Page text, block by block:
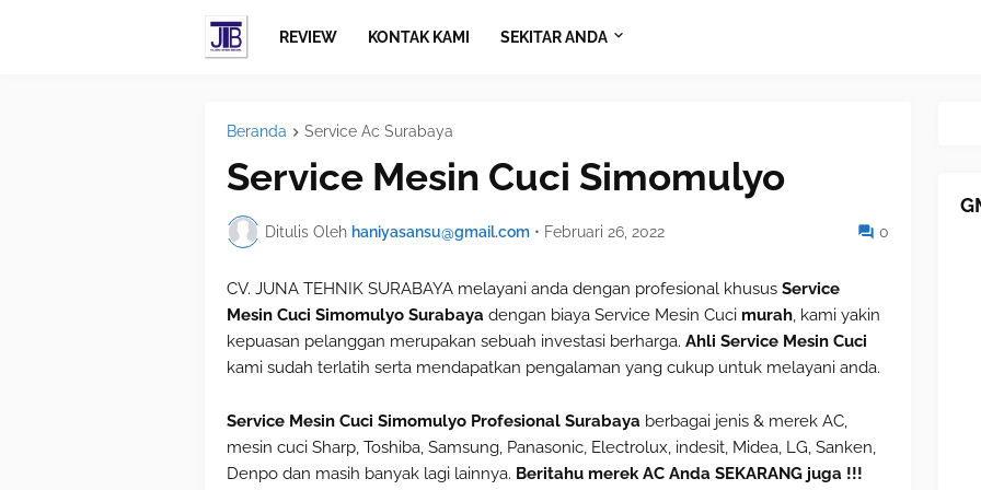
REVIEW KONTAK KAMI SEKITAR ANDA
Beranda Service Ac Surabaya
Service Mesin Cuci Simomulyo
Ditulis Oleh haniyasansu@gmail.com • Februari 26, 2022 0
CV. JUNA TEHNIK SURABAYA melayani anda dengan profesional khusus Service
Mesin Cuci Simomulyo Surabaya dengan biaya Service Mesin Cuci murah, kami yakin
kepuasan pelanggan merupakan sebuah investasi berharga. Ahli Service Mesin Cuci
kami sudah terlatih serta mendapatkan pengalaman yang cukup untuk melayani anda.
Service Mesin Cuci Simomulyo Profesional Surabaya berbagai jenis & merek AC,
mesin cuci Sharp, Toshiba, Samsung, Panasonic, Electrolux, indesit, Midea, LG, Sanken,
Denpo dan masih banyak lagi lainnya. Beritahu merek AC Anda SEKARANG juga !!!